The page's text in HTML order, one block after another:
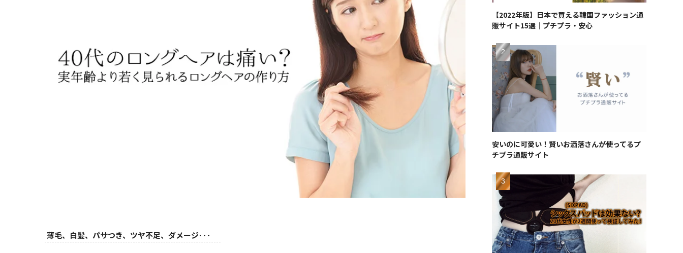
薄毛、白髪、パサつき、ツヤ不足、ダメージ･･･
【2022年版】日本で買える韓国ファッション通
販サイト15選｜プチプラ・安心
安いのに可愛い！賢いお洒落さんが使ってるプ
チプラ通販サイト